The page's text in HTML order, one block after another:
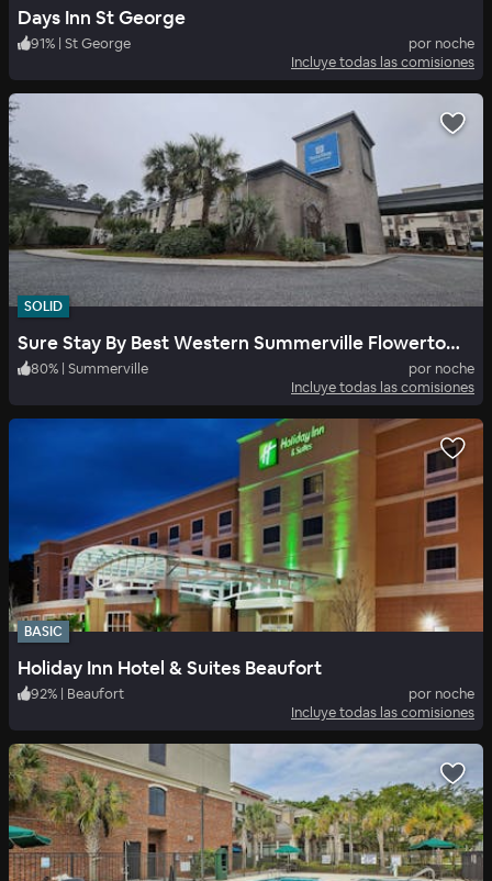
Days Inn St George
91% | St George
por noche
Incluye todas las comisiones
SOLID
Sure Stay By Best Western Summerville Flowertown
80% | Summerville
por noche
Incluye todas las comisiones
BASIC
Holiday Inn Hotel & Suites Beaufort
92% | Beaufort
por noche
Incluye todas las comisiones